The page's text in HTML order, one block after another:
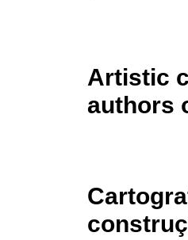
Artistic
authors